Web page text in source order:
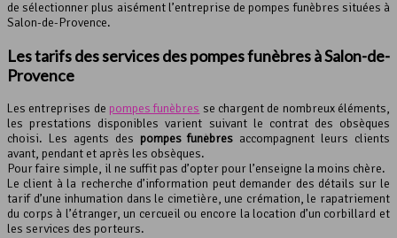
de sélectionner plus aisément l’entreprise de pompes funèbres situées à
Salon-de-Provence.
Les tarifs des services des pompes funèbres à Salon-de-
Provence
Les entreprises de pompes funèbres se chargent de nombreux éléments,
les prestations disponibles varient suivant le contrat des obsèques
choisi. Les agents des pompes funèbres accompagnent leurs clients
avant, pendant et après les obsèques.
Pour faire simple, il ne suffit pas d’opter pour l’enseigne la moins chère.
Le client à la recherche d’information peut demander des détails sur le
tarif d’une inhumation dans le cimetière, une crémation, le rapatriement
du corps à l’étranger, un cercueil ou encore la location d’un corbillard et
les services des porteurs.